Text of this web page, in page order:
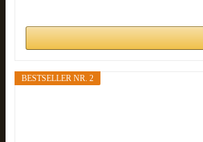
BESTSELLER NR. 2